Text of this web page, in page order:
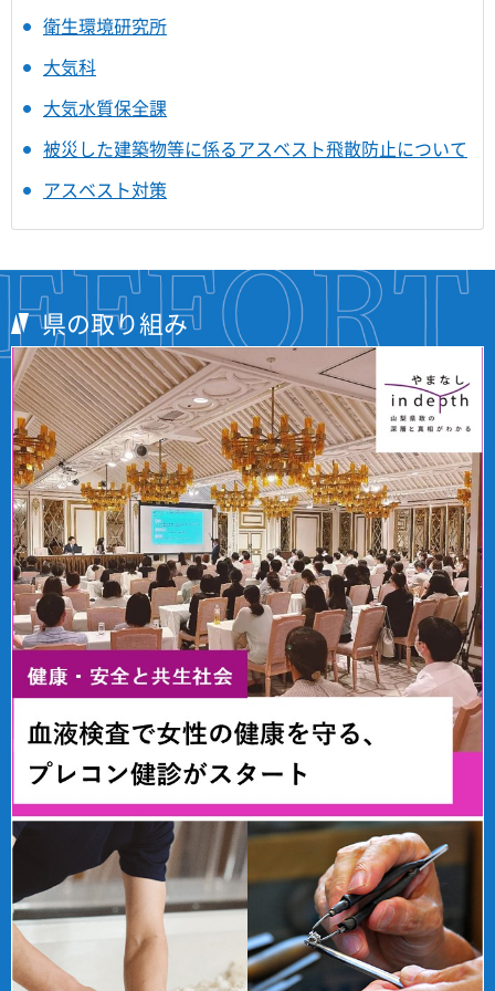
衛生環境研究所
大気科
大気水質保全課
被災した建築物等に係るアスベスト飛散防止について
アスベスト対策
県の取り組み